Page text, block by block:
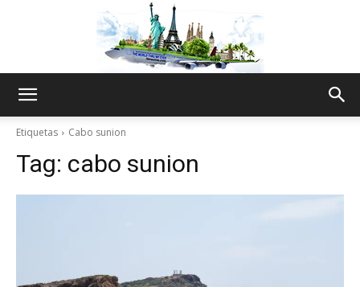
Etiquetas Cabo sunion
Tag: cabo sunion